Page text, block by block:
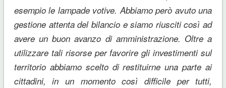
esempio le lampade votive. Abbiamo però avuto una
gestione attenta del bilancio e siamo riusciti così ad
avere un buon avanzo di amministrazione. Oltre a
utilizzare tali risorse per favorire gli investimenti sul
territorio abbiamo scelto di restituirne una parte ai
cittadini, in un momento così difficile per tutti,